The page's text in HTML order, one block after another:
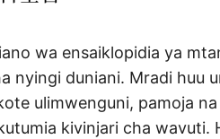
wa ensaiklopidia ya
nyingi duniani. Mradi huu
ulimwenguni, pamoja
kivinjari cha wavuti.